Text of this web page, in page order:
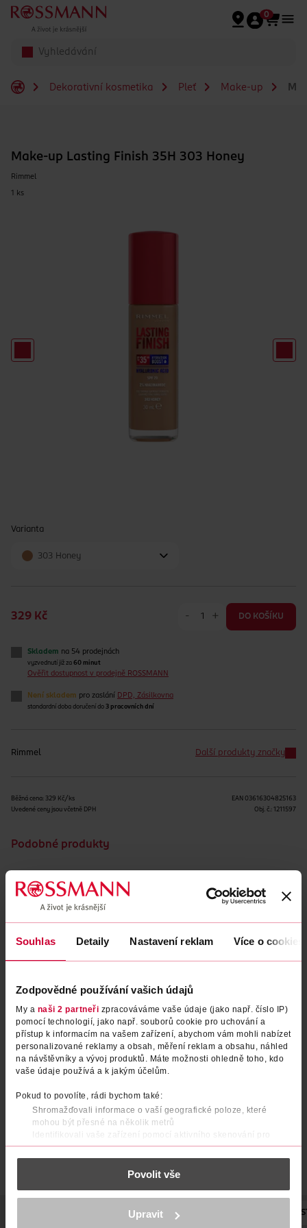
Souhlas Detaily Nastavení reklam Více o cookies
Zodpovědné používání vašich údajů
My a naši 2 partneři zpracováváme vaše údaje (jako např. číslo IP)
pomocí technologií, jako např. souborů cookie pro uchování a
přístup k informacím na vašem zařízení, abychom vám mohli nabízet
personalizované reklamy a obsah, měření reklam a obsahu, náhled
na návštěvníky a vývoj produktů. Máte možnosti ohledně toho, kdo
vaše údaje používá a k jakým účelům.
Pokud to povolíte, rádi bychom také:
Shromažďovali informace o vaší geografické poloze, které
mohou být přesné na několik metrů
Identifikovali vaše zařízení pomocí aktivního skenování pro
konkrétní charakteristiky (otisk prstu)
Zjistěte více o tom, jak zpracováváme vaše osobní údaje, a nastavte
části s podrobnostmi . Svůj souhlas můžete kdykoliv
K provozu stránek, personalizaci obsahu a reklam, funkcí sociálních
médií, analýze návštěvnosti, které mohou nést osobní údaje.
Povolit vše
Upravit
Přeskočit na hlavmní obsah
0
Dekorativní kosmetika Pleť Make-up
Make-up Lasting Finish 35H 303 Honey
Rimmel
1 ks
Varianta
303 Honey
329 Kč - + DO KOŠÍKU
Skladem na 54 prodejnách
vyzvednutí již za 60 minut
Ověřit dostupnost v prodejně ROSSMANN
Není skladem pro zaslání DPD, Zásilkovna
standardní doba doručení do 3 pracovních dní
Rimmel Další produkty značky
Běžná cena: 329 Kč/ks
Uvedené ceny jsou včetně DPH
EAN 03616304825163
Obj. č.: 1211597
Podobné produkty
Make-up Lasting Finish 35H
203 True Beige
Rimmel 1 ks
DO KOŠÍKU
Obj. č.: 1211573
Make-up Lasting Finish 35H
210 Golden Beige
DO KOŠÍKU
SLOŽENÍ STUPEŇ KRYTÍ